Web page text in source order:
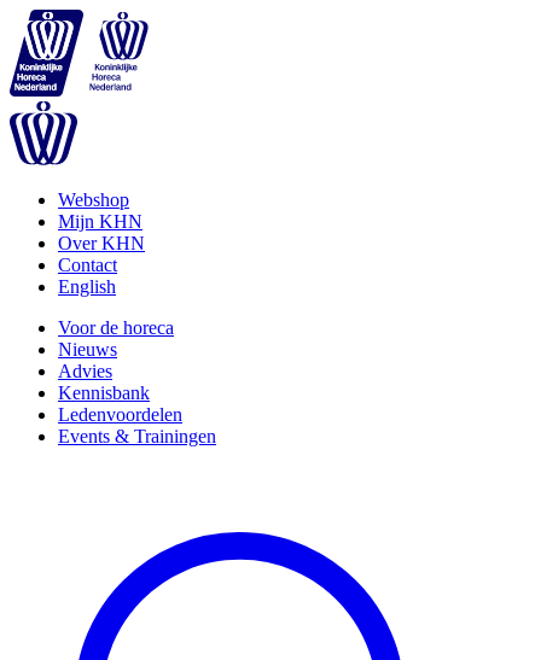
Webshop
Mijn KHN
Over KHN
Contact
English
Voor de horeca
Nieuws
Advies
Kennisbank
Ledenvoordelen
Events & Trainingen